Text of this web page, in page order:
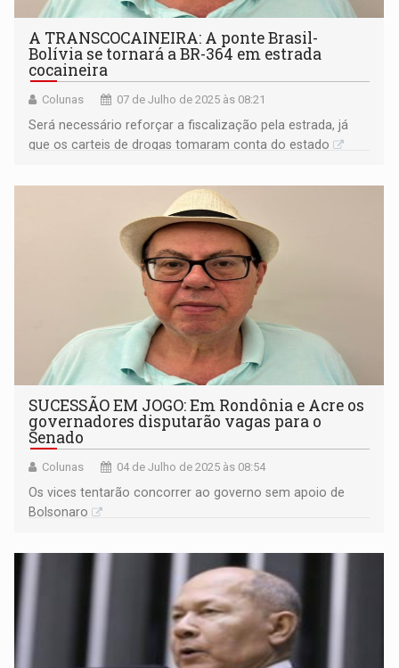
A TRANSCOCAINEIRA: A ponte Brasil-
Bolívia se tornará a BR-364 em estrada
cocaineira
Colunas 07 de Julho de 2025 às 08:21
Será necessário reforçar a fiscalização pela estrada, já
que os carteis de drogas tomaram conta do estado
SUCESSÃO EM JOGO: Em Rondônia e Acre os
governadores disputarão vagas para o
Senado
Colunas 04 de Julho de 2025 às 08:54
Os vices tentarão concorrer ao governo sem apoio de
Bolsonaro